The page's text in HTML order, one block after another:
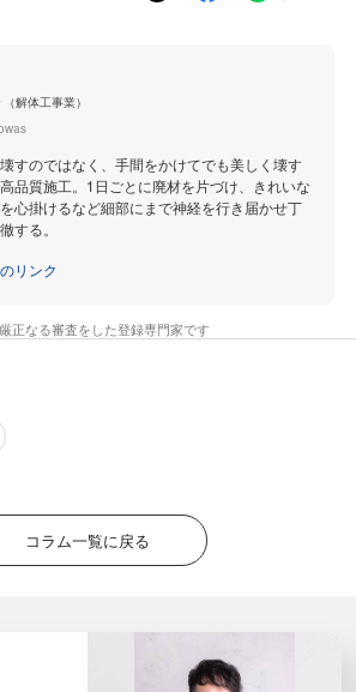
（解体工事業）
すのではなく、手間をかけてでも美しく壊す
品質施工。1日ごとに廃材を片づけ、きれいな
心掛けるなど細部にまで神経を行き届かせ丁
する。
リンク
正なる審査をした登録専門家です
コラム一覧に戻る